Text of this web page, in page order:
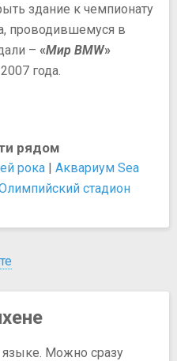
здание к чемпионату
проводившемуся в
– «Мир BMW»
года.
рядом
рока | Аквариум Sea
стадион
языке. Можно сразу